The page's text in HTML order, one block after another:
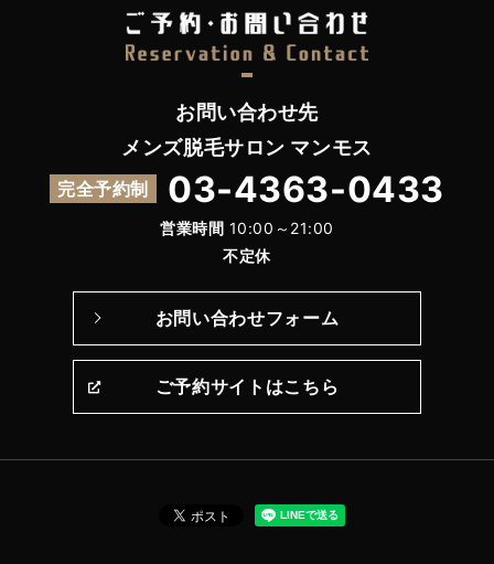
お問い合わせ先
メンズ脱毛サロン マンモス
完全予約制 03-4363-0433
営業時間 10:00～21:00
不定休
お問い合わせフォーム
ご予約サイトはこちら